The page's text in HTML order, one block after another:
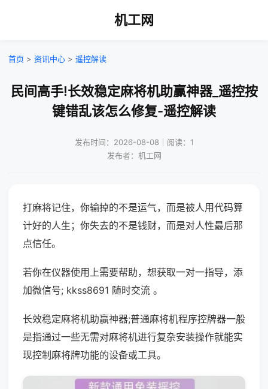
机工网
首页 > 资讯中心 > 遥控解读
民间高手!长效稳定麻将机助赢神器_遥控按
键错乱该怎么修复-遥控解读
发布时间：2026-08-08｜阅读：1
发布者：机工网
打麻将记住，你输掉的不是运气，而是被人用代码算
计好的人生；你失去的不是钱财，而是对人性最后那
点信任。
若你在仪器使用上需要帮助，想获取一对一指导，添
加微信号; kkss8691 随时交流 。
长效稳定麻将机助赢神器;普通麻将机程序控牌器一般
是指通过一些无需对麻将机进行复杂安装操作就能实
现控制麻将牌功能的设备或工具。